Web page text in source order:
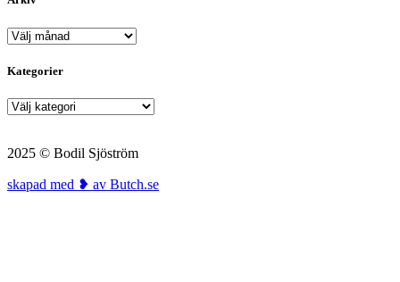
Arkiv
Kategorier
Kategorier
2025 © Bodil Sjöström
skapad med ❥ av Butch.se